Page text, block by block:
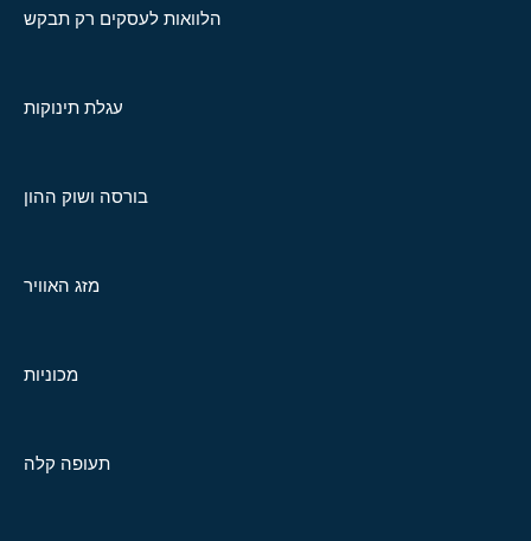
הלוואות לעסקים רק תבקש
עגלת תינוקות
בורסה ושוק ההון
מזג האוויר
מכוניות
תעופה קלה